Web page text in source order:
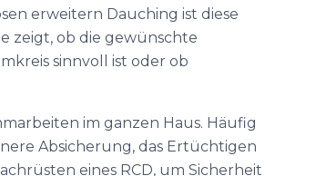
erweitern Dauching ist diese
zeigt, ob die gewünschte
sinnvoll ist oder ob
im ganzen Haus. Häufig
Absicherung, das Ertüchtigen
eines RCD, um Sicherheit